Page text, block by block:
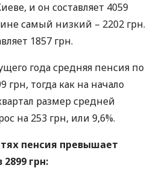
и он составляет 4059
самый низкий – 2202 грн.
1857 грн.
года средняя пенсия по
грн, тогда как на начало
размер средней
на 253 грн, или 9,6%.
пенсия превышает
грн: